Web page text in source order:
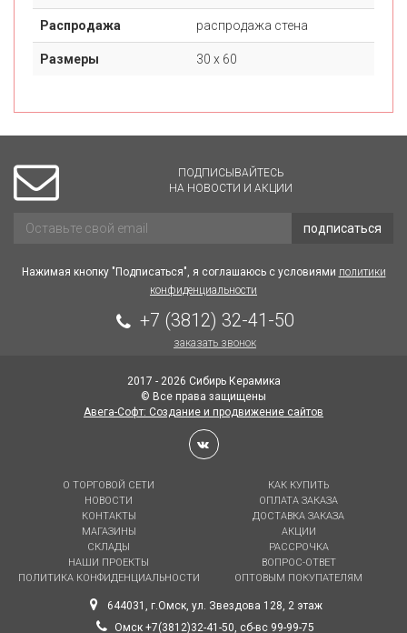
Распродажа распродажа стена
Размеры 30 х 60
ПОДПИСЫВАЙТЕСЬ
НА НОВОСТИ И АКЦИИ
подписаться
Нажимая кнопку "Подписаться", я соглашаюсь с условиями политики
конфиденциальности
+7 (3812) 32-41-50
заказать звонок
2017 - 2026 Сибирь Керамика
© Все права защищены
Авега-Софт: Создание и продвижение сайтов
О ТОРГОВОЙ СЕТИ
НОВОСТИ
КОНТАКТЫ
МАГАЗИНЫ
СКЛАДЫ
НАШИ ПРОЕКТЫ
ПОЛИТИКА КОНФИДЕНЦИАЛЬНОСТИ
КАК КУПИТЬ
ОПЛАТА ЗАКАЗА
ДОСТАВКА ЗАКАЗА
АКЦИИ
РАССРОЧКА
ВОПРОС-ОТВЕТ
ОПТОВЫМ ПОКУПАТЕЛЯМ
644031, г.Омск, ул. Звездова 128, 2 этаж
Омск +7(3812)32-41-50, сб-вс 99-99-75